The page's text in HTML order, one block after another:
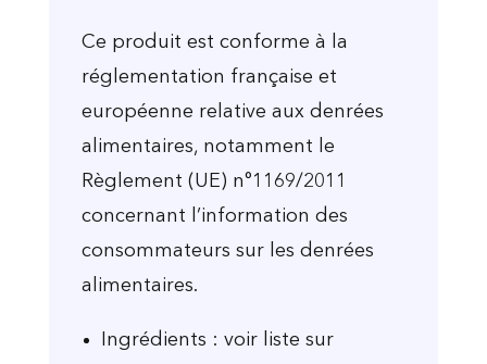
Ce produit est conforme à la
réglementation française et
européenne relative aux denrées
alimentaires, notamment le
Règlement (UE) n°1169/2011
concernant l’information des
consommateurs sur les denrées
alimentaires.
Ingrédients : voir liste sur